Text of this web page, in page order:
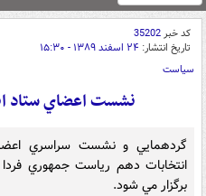
کد خبر35202
تاریخ انتشار: ۲۴ اسفند ۱۳۸۹ - ۱۵:۳۰
سیاست
نشست اعضاي ستاد
گردهمايي و نشست سراسري
انتخابات دهم رياست جمهوري
برگزار مي شود.